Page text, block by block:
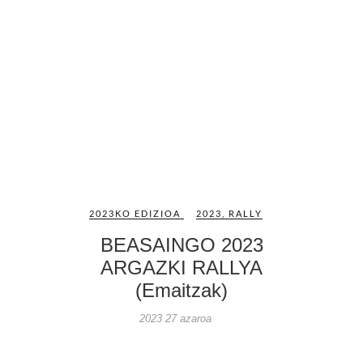
2023KO EDIZIOA 2023 RALLY
BEASAINGO 2023
ARGAZKI RALLYA
(Emaitzak)
2023 27 azaroa